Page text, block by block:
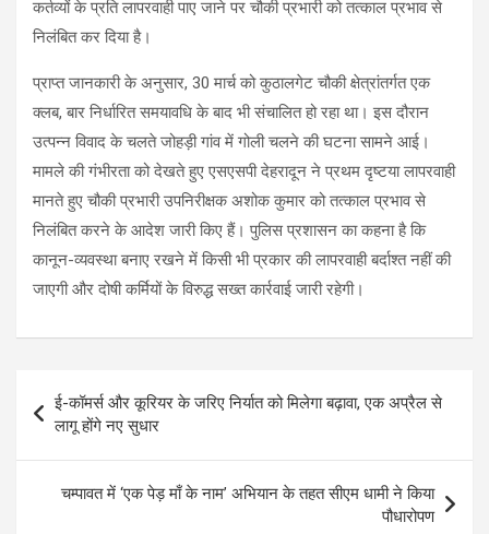
कर्तव्यों के प्रति लापरवाही पाए जाने पर चौकी प्रभारी को तत्काल प्रभाव से
निलंबित कर दिया है।
प्राप्त जानकारी के अनुसार, 30 मार्च को कुठालगेट चौकी क्षेत्रांतर्गत एक
क्लब, बार निर्धारित समयावधि के बाद भी संचालित हो रहा था। इस दौरान
उत्पन्न विवाद के चलते जोहड़ी गांव में गोली चलने की घटना सामने आई।
मामले की गंभीरता को देखते हुए एसएसपी देहरादून ने प्रथम दृष्टया लापरवाही
मानते हुए चौकी प्रभारी उपनिरीक्षक अशोक कुमार को तत्काल प्रभाव से
निलंबित करने के आदेश जारी किए हैं। पुलिस प्रशासन का कहना है कि
कानून-व्यवस्था बनाए रखने में किसी भी प्रकार की लापरवाही बर्दाश्त नहीं की
जाएगी और दोषी कर्मियों के विरुद्ध सख्त कार्रवाई जारी रहेगी।
Post
navigation
ई-कॉमर्स और कूरियर के जरिए निर्यात को मिलेगा बढ़ावा, एक अप्रैल से
लागू होंगे नए सुधार
चम्पावत में ‘एक पेड़ माँ के नाम’ अभियान के तहत सीएम धामी ने किया
पौधारोपण